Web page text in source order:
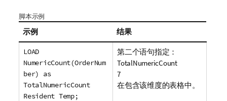
脚本示例
示例 结果
LOAD
NumericCount(OrderNum
ber) as
TotalNumericCount
Resident Temp;
第二个语句指定：
TotalNumericCount
7
在包含该维度的表格中。